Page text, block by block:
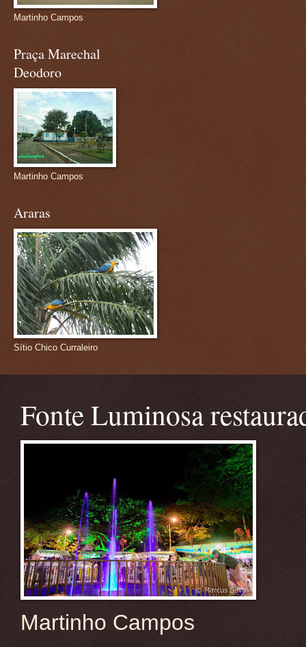
Martinho Campos
Praça Marechal
Deodoro
Martinho Campos
Araras
Sítio Chico Curraleiro
Fonte Luminosa
Martinho Campos